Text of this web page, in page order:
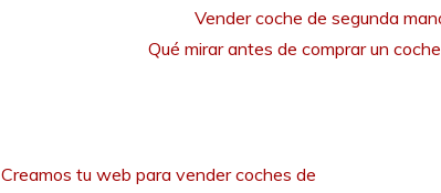
Vender coche de segunda
Qué mirar antes de comprar un
Creamos tu web para vender coches de